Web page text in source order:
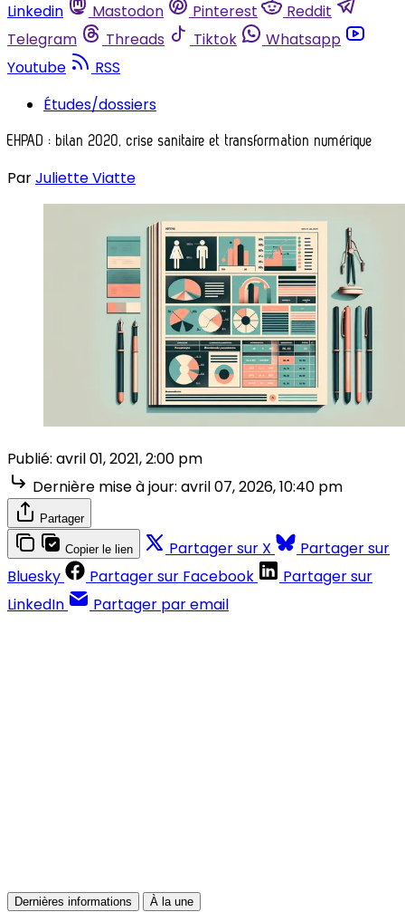
Linkedin
Mastodon Pinterest
Reddit
Telegram
Threads Tiktok
Whatsapp
Youtube
RSS
Études/dossiers
EHPAD : bilan 2020, crise sanitaire et transformation numérique
ParJuliette Viatte
Publié: avril 01, 2021, 2:00 pm
Dernière mise à jour: avril 07, 2026, 10:40 pm
Partager
Copier le lien Partager sur X
Partager sur
Bluesky
Partager sur Facebook
Partager sur
LinkedIn
Partager par email
Dernières informations À la une